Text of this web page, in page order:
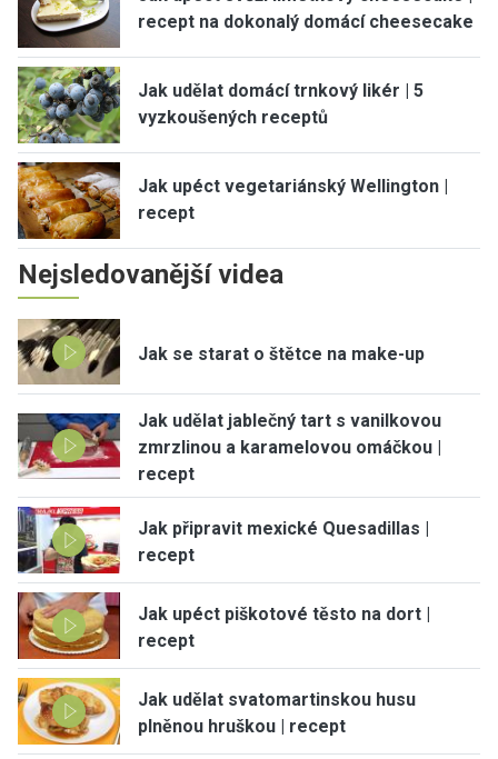
recept na dokonalý domácí cheesecake
Jak udělat domácí trnkový likér | 5
vyzkoušených receptů
Jak upéct vegetariánský Wellington |
recept
Nejsledovanější videa
Jak se starat o štětce na make-up
Jak udělat jablečný tart s vanilkovou
zmrzlinou a karamelovou omáčkou |
recept
Jak připravit mexické Quesadillas |
recept
Jak upéct piškotové těsto na dort |
recept
Jak udělat svatomartinskou husu
plněnou hruškou | recept